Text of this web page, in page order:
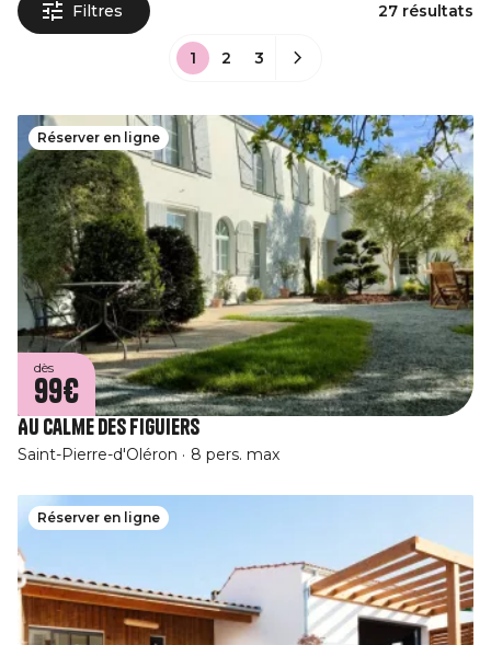
Filtres 27 résultats
1 2 3
Réserver en ligne
dès
99€
Au Calme des Figuiers
Saint-Pierre-d'Oléron 8 pers. max
Réserver en ligne